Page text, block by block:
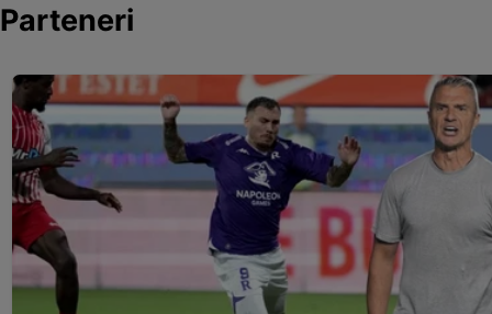
Parteneri